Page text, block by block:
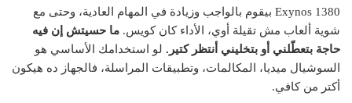
Exynos 1380 بيقوم بالواجب وزيادة في المهام العادية، وحتى مع
شوية ألعاب مش تقيلة أوي، الأداء كان كويس. ما حسيتش إن فيه
حاجة بتعطّلني أو بتخليني أنتظر كتير. لو استخدامك الأساسي هو
السوشيال ميديا، المكالمات، وتطبيقات المراسلة، فالجهاز ده هيكون
أكتر من كافي.